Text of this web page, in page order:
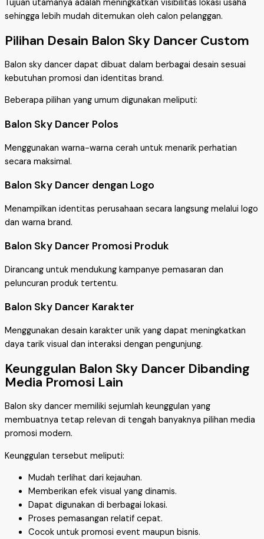
Tujuan utamanya adalah meningkatkan visibilitas lokasi usaha
sehingga lebih mudah ditemukan oleh calon pelanggan.
Pilihan Desain Balon Sky Dancer Custom
Balon sky dancer dapat dibuat dalam berbagai desain sesuai
kebutuhan promosi dan identitas brand.
Beberapa pilihan yang umum digunakan meliputi:
Balon Sky Dancer Polos
Menggunakan warna-warna cerah untuk menarik perhatian
secara maksimal.
Balon Sky Dancer dengan Logo
Menampilkan identitas perusahaan secara langsung melalui logo
dan warna brand.
Balon Sky Dancer Promosi Produk
Dirancang untuk mendukung kampanye pemasaran dan
peluncuran produk tertentu.
Balon Sky Dancer Karakter
Menggunakan desain karakter unik yang dapat meningkatkan
daya tarik visual dan interaksi dengan pengunjung.
Keunggulan Balon Sky Dancer Dibanding
Media Promosi Lain
Balon sky dancer memiliki sejumlah keunggulan yang
membuatnya tetap relevan di tengah banyaknya pilihan media
promosi modern.
Keunggulan tersebut meliputi:
Mudah terlihat dari kejauhan.
Memberikan efek visual yang dinamis.
Dapat digunakan di berbagai lokasi.
Proses pemasangan relatif cepat.
Cocok untuk promosi event maupun bisnis.